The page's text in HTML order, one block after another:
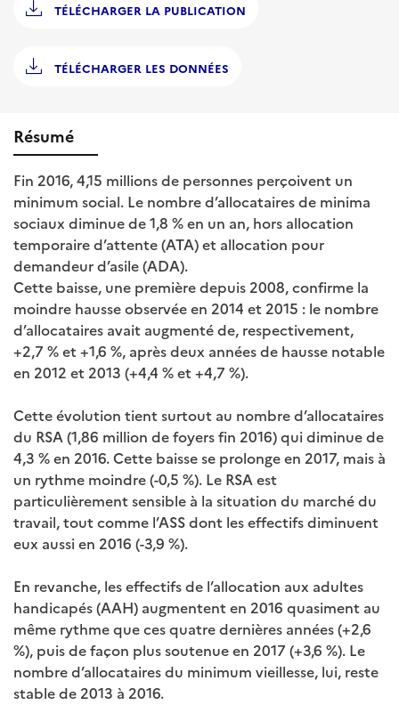
TÉLÉCHARGER LA PUBLICATION
TÉLÉCHARGER LES DONNÉES
Résumé
Fin 2016, 4,15 millions de personnes perçoivent un
minimum social. Le nombre d’allocataires de minima
sociaux diminue de 1,8 % en un an, hors allocation
temporaire d’attente (ATA) et allocation pour
demandeur d’asile (ADA).
Cette baisse, une première depuis 2008, confirme la
moindre hausse observée en 2014 et 2015 : le nombre
d’allocataires avait augmenté de, respectivement,
+2,7 % et +1,6 %, après deux années de hausse notable
en 2012 et 2013 (+4,4 % et +4,7 %).
Cette évolution tient surtout au nombre d’allocataires
du RSA (1,86 million de foyers fin 2016) qui diminue de
4,3 % en 2016. Cette baisse se prolonge en 2017, mais à
un rythme moindre (-0,5 %). Le RSA est
particulièrement sensible à la situation du marché du
travail, tout comme l’ASS dont les effectifs diminuent
eux aussi en 2016 (-3,9 %).
En revanche, les effectifs de l’allocation aux adultes
handicapés (AAH) augmentent en 2016 quasiment au
même rythme que ces quatre dernières années (+2,6
%), puis de façon plus soutenue en 2017 (+3,6 %). Le
nombre d’allocataires du minimum vieillesse, lui, reste
stable de 2013 à 2016.